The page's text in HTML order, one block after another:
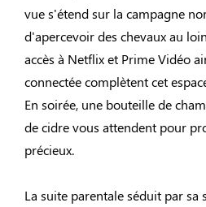
vue s'étend sur la campagne
d'apercevoir des chevaux au
accès à Netflix et Prime Vidéo
connectée complètent cet
En soirée, une bouteille de
de cidre vous attendent pour
précieux.
La suite parentale séduit par sa